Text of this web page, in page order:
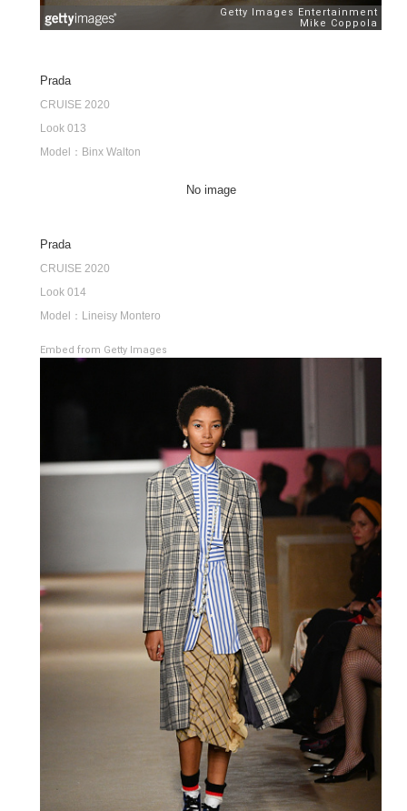
Prada
CRUISE 2020
Look 013
Model：Binx Walton
No image
Prada
CRUISE 2020
Look 014
Model：Lineisy Montero
Embed from Getty Images